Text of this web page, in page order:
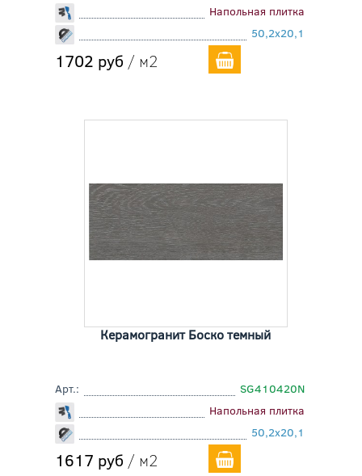
Напольная плитка
50,2x20,1
1702 руб / м2
Керамогранит Боско темный
Арт.:
SG410420N
Напольная плитка
50,2x20,1
1617 руб / м2